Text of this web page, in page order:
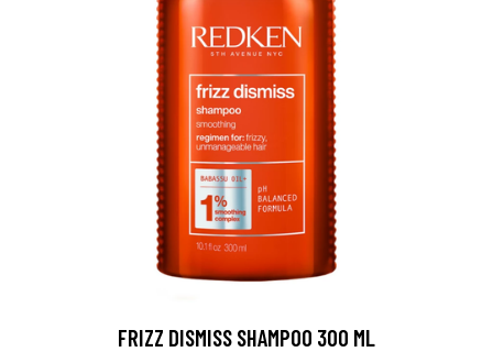
FRIZZ DISMISS SHAMPOO 300 ML